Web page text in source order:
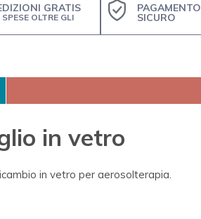
GRATIS
SPESE OLTRE GLI
PAGAMENTO
SICURO
in vetro
in vetro per aerosolterapia.